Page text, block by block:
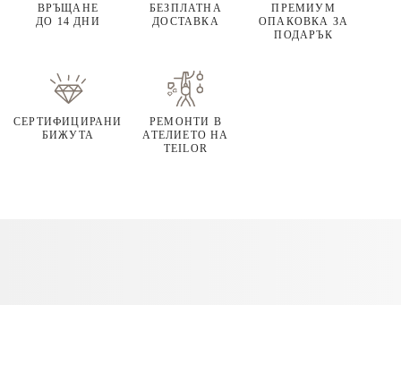
ВРЪЩАНЕ
ДО 14 ДНИ
БЕЗПЛАТНА
ДОСТАВКА
ПРЕМИУМ
ОПАКОВКА ЗА
ПОДАРЪК
СЕРТИФИЦИРАНИ
БИЖУТА
РЕМОНТИ В
АТЕЛИЕТО НА
TEILOR